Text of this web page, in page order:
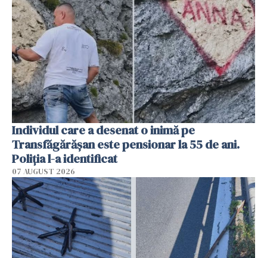
Individul care a desenat o inimă pe
Transfăgărășan este pensionar la 55 de ani.
Poliția l-a identificat
07 AUGUST 2026